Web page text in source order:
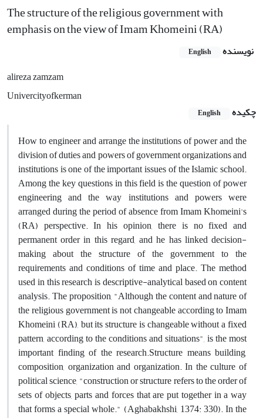
The structure of the religious government with
emphasis on the view of Imam Khomeini (RA)
نویسنده English
alireza zamzam
Univercityofkerman
چکیده
English
How to engineer and arrange the institutions of power and the
division of duties and powers of government organizations and
institutions is one of the important issues of the Islamic school.
Among the key questions in this field is the question of power
engineering and the way institutions and powers were
arranged during the period of absence from Imam Khomeini's
(RA) perspective. In his opinion, there is no fixed and
permanent order in this regard, and he has linked decision-
making about the structure of the government to the
requirements and conditions of time and place. The method
used in this research is descriptive-analytical based on content
analysis. The proposition, "Although the content and nature of
the religious government is not changeable according to Imam
Khomeini (RA), but its structure is changeable without a fixed
pattern, according to the conditions and situations", is the most
important finding of the research.Structure means building,
composition, organization and organization. In the culture of
political science, "construction or structure refers to the order of
sets of objects, parts and forces that are put together in a way
that forms a special whole." (Aghabakhshi, 1374: 330). In the